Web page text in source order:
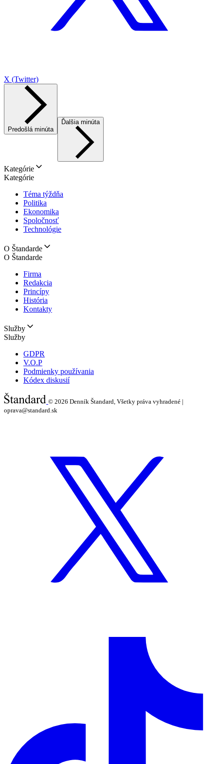
X (Twitter)
Predošlá minúta
Ďalšia minúta
Kategórie
Kategórie
Téma týždňa
Politika
Ekonomika
Spoločnosť
Technológie
O Štandarde
O Štandarde
Firma
Redakcia
Princípy
História
Kontakty
Služby
Služby
GDPR
V.O.P
Podmienky používania
Kódex diskusií
© 2026 Denník Štandard, Všetky práva vyhradené |
oprava@standard.sk